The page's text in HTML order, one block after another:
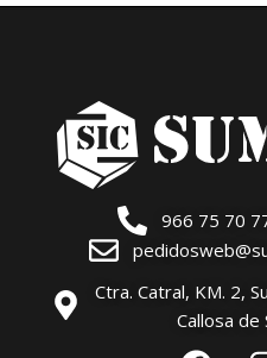
966 75 70
Ctra. Catral, KM. 2,
Callosa de